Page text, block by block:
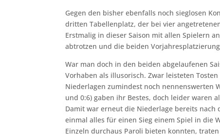
Gegen den bisher ebenfalls noch sieglosen
dritten Tabellenplatz, der bei vier
Erstmalig in dieser Saison mit allen Spielern
abtrotzen und die beiden
War man doch in den beiden abgelaufenen
Vorhaben als illusorisch. Zwar leisteten
Niederlagen zumindest noch nennenswerten
und 0:6) gaben ihr Bestes, doch leider waren
Damit war erneut die Niederlage bereits
einmal alles für einen Sieg einem Spiel in die
Einzeln durchaus Paroli bieten konnten,